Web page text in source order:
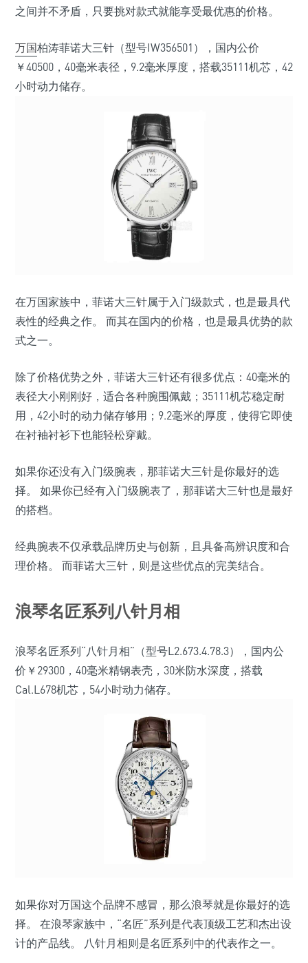
之间并不矛盾，只要挑对款式就能享受最优惠的价格。
万国柏涛菲诺大三针（型号IW356501），国内公价
￥40500，40毫米表径，9.2毫米厚度，搭载35111机芯，42
小时动力储存。
在万国家族中，菲诺大三针属于入门级款式，也是最具代
表性的经典之作。 而其在国内的价格，也是最具优势的款
式之一。
除了价格优势之外，菲诺大三针还有很多优点：40毫米的
表径大小刚刚好，适合各种腕围佩戴；35111机芯稳定耐
用，42小时的动力储存够用；9.2毫米的厚度，使得它即使
在衬袖衬衫下也能轻松穿戴。
如果你还没有入门级腕表，那菲诺大三针是你最好的选
择。 如果你已经有入门级腕表了，那菲诺大三针也是最好
的搭档。
经典腕表不仅承载品牌历史与创新，且具备高辨识度和合
理价格。 而菲诺大三针，则是这些优点的完美结合。
浪琴名匠系列八针月相
浪琴名匠系列“八针月相”（型号L2.673.4.78.3），国内公
价￥29300，40毫米精钢表壳，30米防水深度，搭载
Cal.L678机芯，54小时动力储存。
如果你对万国这个品牌不感冒，那么浪琴就是你最好的选
择。 在浪琴家族中，“名匠”系列是代表顶级工艺和杰出设
计的产品线。 八针月相则是名匠系列中的代表作之一。